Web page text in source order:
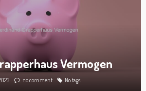
Vermogen
no comment No tags